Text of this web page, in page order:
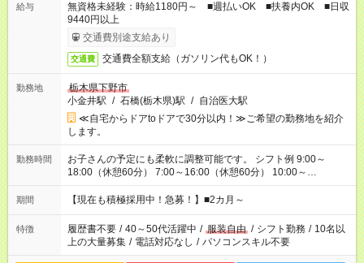
給与
無資格未経験：時給1180円～ ■週払いOK ■扶養内OK ■日収
9440円以上
交通費別途支給あり
交通費 交通費全額支給（ガソリン代もOK！）
勤務地
栃木県下野市
小金井駅 / 石橋(栃木県)駅 / 自治医大駅
≪自宅からドアtoドアで30分以内！≫ご希望の勤務地を紹介
します。
勤務時間
お子さんの予定にも柔軟に調整可能です。 シフト例 9:00～
18:00（休憩60分） 7:00～16:00（休憩60分） 10:00～
19:00（休憩60分） ※Wワーク希望の方へ 今ご覧のお仕事で希
望する勤務時間と、もう1つのお仕事の勤務時間の合計が 週40
期間 【現在も積極採用中！急募！】■2カ月～
特徴 履歴書不要 / 40～50代活躍中 / 服装自由 / シフト勤務 / 10名以
上の大量募集 / 電話対応なし / パソコンスキル不要